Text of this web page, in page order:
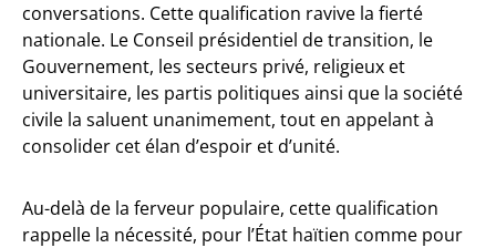
conversations. Cette qualification ravive la fierté
nationale. Le Conseil présidentiel de transition, le
Gouvernement, les secteurs privé, religieux et
universitaire, les partis politiques ainsi que la société
civile la saluent unanimement, tout en appelant à
consolider cet élan d’espoir et d’unité.
Au-delà de la ferveur populaire, cette qualification
rappelle la nécessité, pour l’État haïtien comme pour